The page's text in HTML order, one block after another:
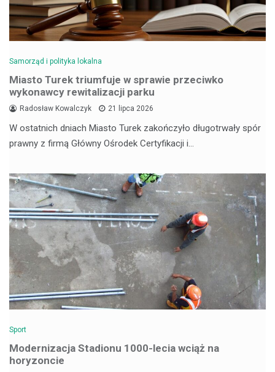
Samorząd i polityka lokalna
Miasto Turek triumfuje w sprawie przeciwko
wykonawcy rewitalizacji parku
Radosław Kowalczyk 21 lipca 2026
W ostatnich dniach Miasto Turek zakończyło długotrwały spór
prawny z firmą Główny Ośrodek Certyfikacji i…
Sport
Modernizacja Stadionu 1000-lecia wciąż na
horyzoncie